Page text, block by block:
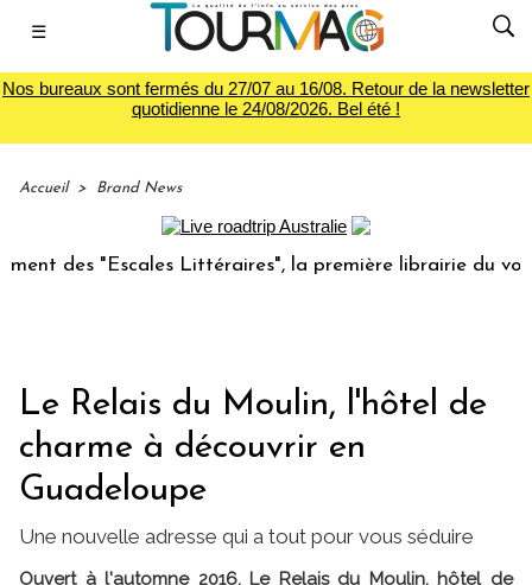
☰
Nos bureaux sont fermés du 27/07 au 16/08. Retour de la newsletter
quotidienne le 24/08/2026. Bel été !
Accueil > Brand News
Littéraires", la première librairie du voyage Le
Le Relais du Moulin, l'hôtel de
charme à découvrir en
Guadeloupe
Une nouvelle adresse qui a tout pour vous séduire
Ouvert à l'automne 2016, Le Relais du Moulin, hôtel de